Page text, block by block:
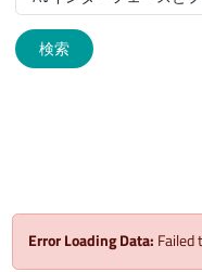
検索
Error Loading Data: Failed